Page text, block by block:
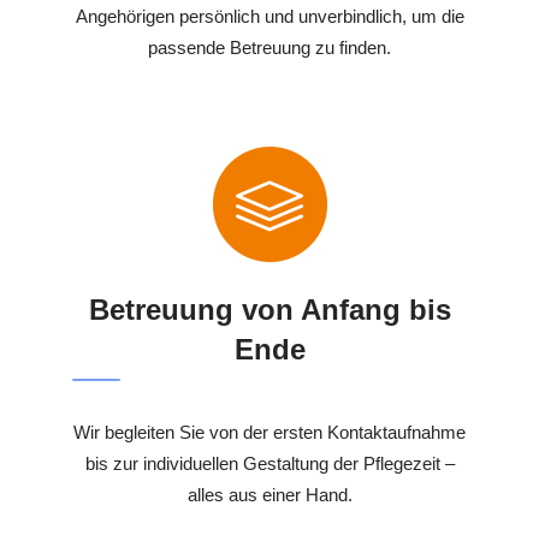
Angehörigen persönlich und unverbindlich, um die
passende Betreuung zu finden.
Betreuung von Anfang bis
Ende
Wir begleiten Sie von der ersten Kontaktaufnahme
bis zur individuellen Gestaltung der Pflegezeit –
alles aus einer Hand.